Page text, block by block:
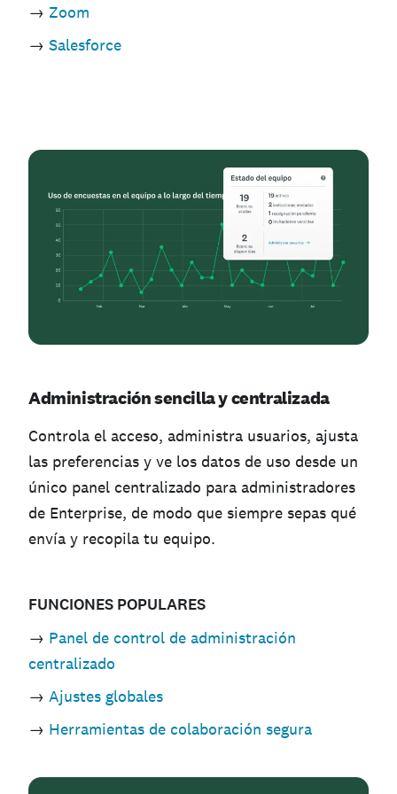
→ Zoom
→ Salesforce
Administración sencilla y centralizada
Controla el acceso, administra usuarios, ajusta
las preferencias y ve los datos de uso desde un
único panel centralizado para administradores
de Enterprise, de modo que siempre sepas qué
envía y recopila tu equipo.
FUNCIONES POPULARES
→ Panel de control de administración
centralizado
→ Ajustes globales
→ Herramientas de colaboración segura